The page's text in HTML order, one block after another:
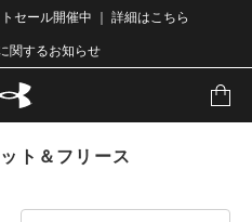
セール開催中 ｜ 詳細はこちら
関するお知らせ
ト＆フリース